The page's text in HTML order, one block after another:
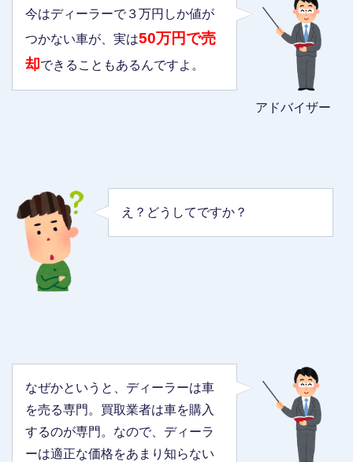
アドバイザー
今はディーラーで３万円しか値が
つかない車が、実は50万円で売
却できることもあるんですよ。
え？どうしてですか？
なぜかというと、ディーラーは車
を売る専門。買取業者は車を購入
するのが専門。なので、ディーラ
ーは適正な価格をあまり知らない